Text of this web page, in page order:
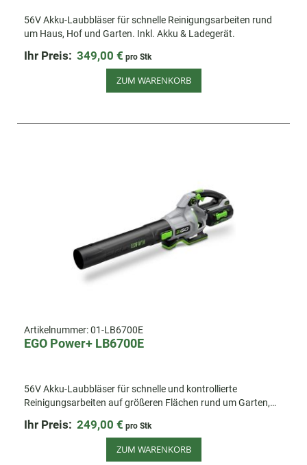
56V Akku-Laubbläser für schnelle Reinigungsarbeiten rund
um Haus, Hof und Garten. Inkl. Akku & Ladegerät.
Ihr Preis: 349,00 € pro Stk
ZUM WARENKORB
Artikelnummer:01-LB6700E
EGO Power+ LB6700E
56V Akku-Laubbläser für schnelle und kontrollierte
Reinigungsarbeiten auf größeren Flächen rund um Garten,
Ihr Preis: 249,00 € pro Stk
ZUM WARENKORB